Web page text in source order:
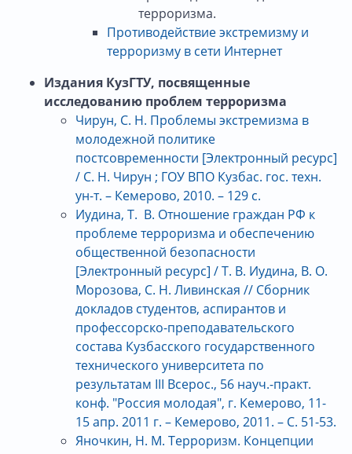
терроризма.
Противодействие экстремизму и
терроризму в сети Интернет
Издания КузГТУ, посвященные
исследованию проблем терроризма
Чирун, С. Н. Проблемы экстремизма в
молодежной политике
постсовременности [Электронный ресурс]
/ С. Н. Чирун ; ГОУ ВПО Кузбас. гос. техн.
ун-т. – Кемерово, 2010. – 129 с.
Иудина, Т. В. Отношение граждан РФ к
проблеме терроризма и обеспечению
общественной безопасности
[Электронный ресурс] / Т. В. Иудина, В. О.
Морозова, С. Н. Ливинская // Сборник
докладов студентов, аспирантов и
профессорско-преподавательского
состава Кузбасского государственного
технического университета по
результатам III Всерос., 56 науч.-практ.
конф. "Россия молодая", г. Кемерово, 11-
15 апр. 2011 г. – Кемерово, 2011. – С. 51-53.
Яночкин, Н. М. Терроризм. Концепции